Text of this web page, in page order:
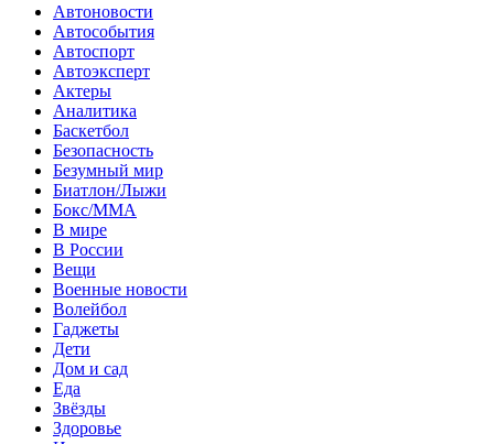
Автоновости
Автособытия
Автоспорт
Автоэксперт
Актеры
Аналитика
Баскетбол
Безопасность
Безумный мир
Биатлон/Лыжи
Бокс/MMA
В мире
В России
Вещи
Военные новости
Волейбол
Гаджеты
Дети
Дом и сад
Еда
Звёзды
Здоровье